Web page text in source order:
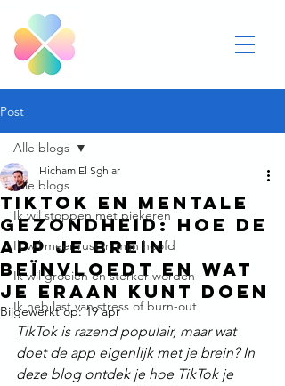
Post
Alle blogs
Ik wil stoppen met piekeren
Ik wil meer rust in mijn hoofd
Ik wil groeien en sterker worden
Ik heb last van stress of burn-out
Alle blogs
TikTok en mentale
gezondheid: Hoe de
app je brein
beïnvloedt en wat
je eraan kunt doen
Hicham El Sghiar
Bijgewerkt op:19 apr
TikTok is razend populair, maar wat
doet de app eigenlijk met je brein? In
deze blog ontdek je hoe TikTok je